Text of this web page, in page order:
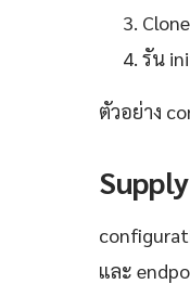
รัน
ตัวอย่าง
และ